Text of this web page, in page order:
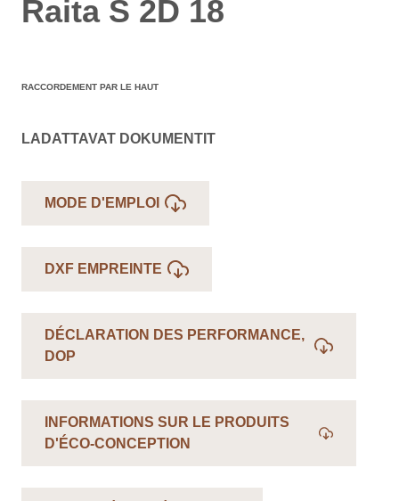
Raita S 2D 18
RACCORDEMENT PAR LE HAUT
LADATTAVAT DOKUMENTIT
MODE D'EMPLOI
DXF EMPREINTE
DÉCLARATION DES PERFORMANCE,
DOP
INFORMATIONS SUR LE PRODUITS
D'ÉCO-CONCEPTION